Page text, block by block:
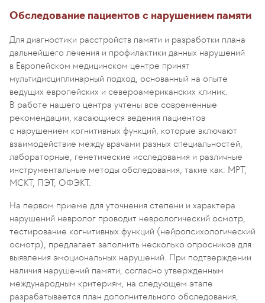
Обследование пациентов с нарушением памяти
Для диагностики расстройств памяти и разработки плана
дальнейшего лечения и профилактики данных нарушений
в Европейском медицинском центре принят
мультидисциплинарный подход, основанный на опыте
ведущих европейских и североамериканских клиник.
В работе нашего центра учтены все современные
рекомендации, касающиеся ведения пациентов
с нарушением когнитивных функций, которые включают
взаимодействие между врачами разных специальностей,
лабораторные, генетические исследования и различные
инструментальные методы обследования, такие как: МРТ,
МСКТ, ПЭТ, ОФЭКТ.
На первом приеме для уточнения степени и характера
нарушений невролог проводит неврологический осмотр,
тестирование когнитивных функций (нейропсихологический
осмотр), предлагает заполнить несколько опросников для
выявления эмоциональных нарушений. При подтверждении
наличия нарушений памяти, согласно утвержденным
международным критериям, на следующем этапе
разрабатывается план дополнительного обследования,